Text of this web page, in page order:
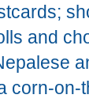
and
corn-